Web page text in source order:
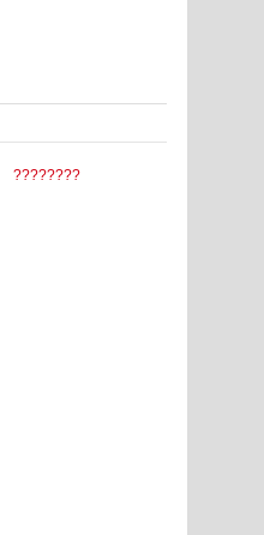
????????